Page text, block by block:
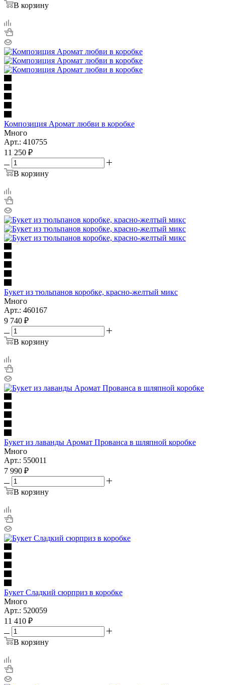
В корзину
Композиция Аромат любви в коробке
Много
Арт.: 410755
11 250 ₽
В корзину
Букет из тюльпанов коробке, красно-желтый микс
Много
Арт.: 460167
9 740 ₽
В корзину
Букет из лаванды Аромат Прованса в шляпной коробке
Много
Арт.: 550011
7 990 ₽
В корзину
Букет Сладкий сюрприз в коробке
Много
Арт.: 520059
11 410 ₽
В корзину